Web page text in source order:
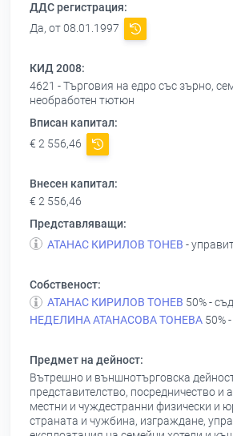
ДДС регистрация:
Да, от 08.01.1997
КИД 2008:
4621 - Търговия на едро със зърно,
необработен тютюн
Вписан капитал:
€ 2 556,46
Внесен капитал:
€ 2 556,46
Представляващи:
АТАНАС КИРИЛОВ ТОНЕВ -
Собственост:
АТАНАС КИРИЛОВ ТОНЕВ 50% -
НЕДЕЛИНА АТАНАСОВА ТОНЕВА 50%
Предмет на дейност:
Вътрешно и външнотърговска
представителство, посредничество и
местни и чуждестранни физически и
страната и чужбина, изграждане,